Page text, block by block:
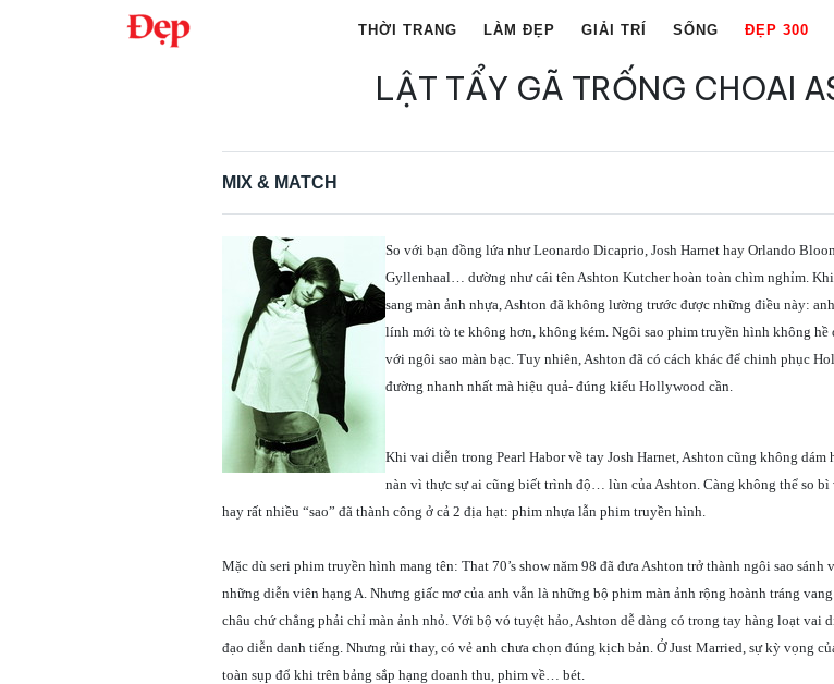
THỜI TRANG LÀM ĐẸP GIẢI TRÍ SỐNG ĐẸP 300
LẬT TẨY GÃ TRỐNG CHOAI
MIX & MATCH
So với bạn đồng lứa như Leonardo Dicaprio, Josh Harnet hay Orlando
Gyllenhaal… dường như cái tên Ashton Kutcher hoàn toàn chìm nghỉm.
sang màn ảnh nhựa, Ashton đã không lường trước được những điều này:
lính mới tò te không hơn, không kém. Ngôi sao phim truyền hình không hề
với ngôi sao màn bạc. Tuy nhiên, Ashton đã có cách khác để chinh phục
đường nhanh nhất mà hiệu quả- đúng kiểu Hollywood cần.
Khi vai diễn trong Pearl Habor về tay Josh Harnet, Ashton cũng không dám
nàn vì thực sự ai cũng biết trình độ… lùn của Ashton. Càng không thể so bì
hay rất nhiều “sao” đã thành công ở cả 2 địa hạt: phim nhựa lẫn phim truyền hình.
Mặc dù seri phim truyền hình mang tên: That 70’s show năm 98 đã đưa Ashton trở thành ngôi sao sánh
những diễn viên hạng A. Nhưng giấc mơ của anh vẫn là những bộ phim màn ảnh rộng hoành tráng
châu chứ chẳng phải chỉ màn ảnh nhỏ. Với bộ vó tuyệt hảo, Ashton dễ dàng có trong tay hàng loạt vai
đạo diễn danh tiếng. Nhưng rủi thay, có vẻ anh chưa chọn đúng kịch bản. Ở Just Married, sự kỳ vọng
toàn sụp đổ khi trên bảng sắp hạng doanh thu, phim về… bét.